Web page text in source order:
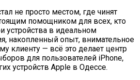
не просто местом, где чинят
помощником для всех, кто
устройства в идеальном
накопленный опыт, внимательное
клиенту — всё это делает центр
для пользователей iPhone,
устройств Apple в Одессе.